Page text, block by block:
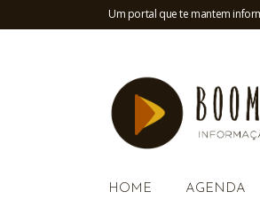
Um portal que te mantem
HOME AGENDA